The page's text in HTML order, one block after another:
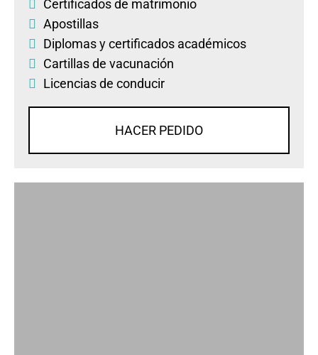
Certificados de matrimonio
Apostillas
Diplomasycertificados académicos
Cartillas de vacunación
Licencias de conducir
HACER PEDIDO